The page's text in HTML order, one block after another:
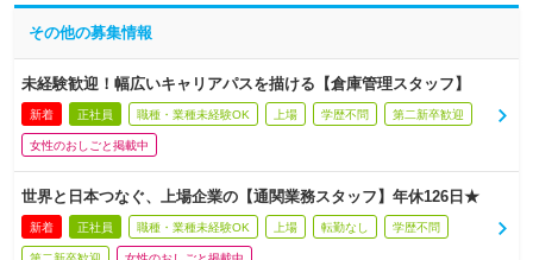
その他の募集情報
未経験歓迎！幅広いキャリアパスを描ける【倉庫管理スタッフ】
新着 正社員 職種・業種未経験OK 上場 学歴不問 第二新卒歓迎
女性のおしごと掲載中
世界と日本つなぐ、上場企業の【通関業務スタッフ】年休126日★
新着 正社員 職種・業種未経験OK 上場 転勤なし 学歴不問